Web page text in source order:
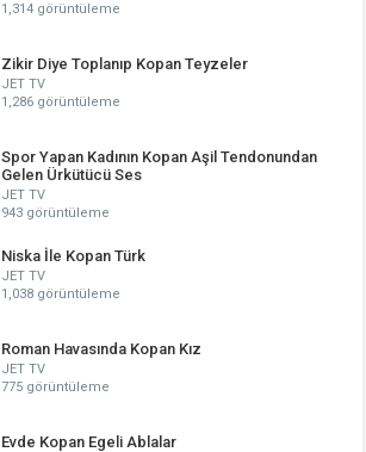
1,314 görüntüleme
Zikir Diye Toplanıp Kopan Teyzeler
JET TV
1,286 görüntüleme
Spor Yapan Kadının Kopan Aşil Tendonundan
Gelen Ürkütücü Ses
JET TV
943 görüntüleme
Niska İle Kopan Türk
JET TV
1,038 görüntüleme
Roman Havasında Kopan Kız
JET TV
775 görüntüleme
Evde Kopan Egeli Ablalar